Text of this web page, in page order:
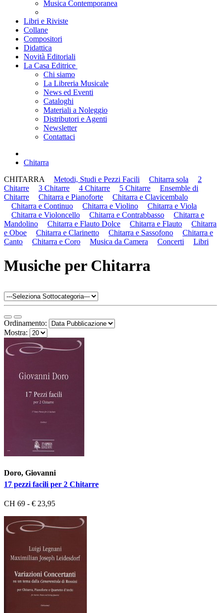
Musica Contemporanea
Libri e Riviste
Collane
Compositori
Didattica
Novità Editoriali
La Casa Editrice
Chi siamo
La Libreria Musicale
News ed Eventi
Cataloghi
Materiali a Noleggio
Distributori e Agenti
Newsletter
Contattaci
Chitarra
CHITARRA
Metodi, Studi e Pezzi Facili Chitarra sola
2
Chitarre
3 Chitarre 4 Chitarre 5 Chitarre
Ensemble di
Chitarre
Chitarra e Pianoforte
Chitarra e Clavicembalo
Chitarra e Continuo
Chitarra e Violino
Chitarra e Viola
Chitarra e Violoncello
Chitarra e Contrabbasso
Chitarra e
Mandolino
Chitarra e Flauto Dolce Chitarra e Flauto
Chitarra
e Oboe
Chitarra e Clarinetto Chitarra e Sassofono
Chitarra e
Canto
Chitarra e Coro Musica da Camera Concerti Libri
Musiche per Chitarra
Ordinamento:
Mostra:
Doro, Giovanni
17 pezzi facili per 2 Chitarre
CH 69 - € 23,95